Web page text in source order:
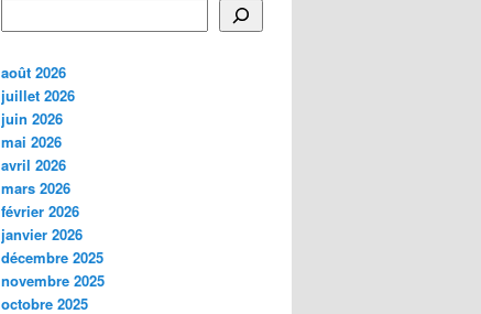
août 2026
juillet 2026
juin 2026
mai 2026
avril 2026
mars 2026
février 2026
janvier 2026
décembre 2025
novembre 2025
octobre 2025